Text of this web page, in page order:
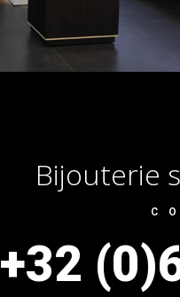
Bijouterie
+32